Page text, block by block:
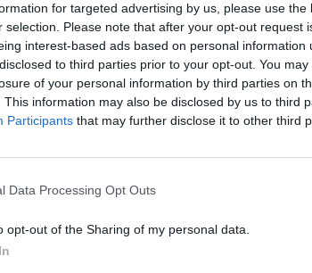
for targeted advertising by us, please use the
selection. Please note that after your opt-out request
interest-based ads based on personal information
to third parties prior to your opt-out. You
of your personal information by third parties on
This information may also be disclosed by us to third
Participants that may further disclose it to other third
Data Processing Opt Outs
opt-out of the Sharing of my personal data.
ou difficulté à s’exprimer.
le 911 dès que les symptômes
tissu cérébral préservé. »
d’AVC ?
ou plusieurs symptômes, est de contacter
faut surtout pas tenter de conduire soi-même ou de
« Les traitements peuvent être commencés en
à l’avance », précise-t-il. Une intervention
récupération et de limiter les séquelles.